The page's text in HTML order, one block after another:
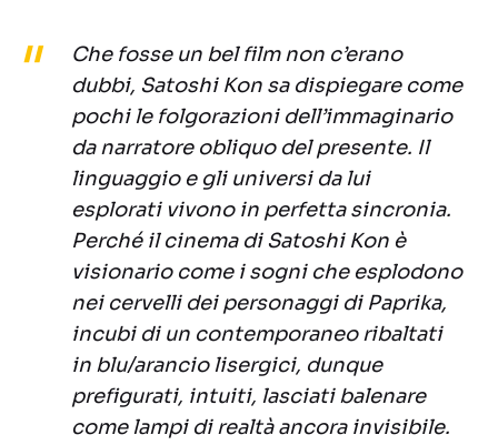
Che fosse un bel film non c’erano
dubbi, Satoshi Kon sa dispiegare come
pochi le folgorazioni dell’immaginario
da narratore obliquo del presente. Il
linguaggio e gli universi da lui
esplorati vivono in perfetta sincronia.
Perché il cinema di Satoshi Kon è
visionario come i sogni che esplodono
nei cervelli dei personaggi di Paprika,
incubi di un contemporaneo ribaltati
in blu/arancio lisergici, dunque
prefigurati, intuiti, lasciati balenare
come lampi di realtà ancora invisibile.